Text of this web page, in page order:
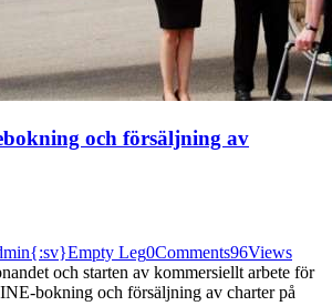
och försäljning av
{:sv}Empty Leg0Comments96Views
och starten av kommersiellt arbete för
bokning och försäljning av charter på